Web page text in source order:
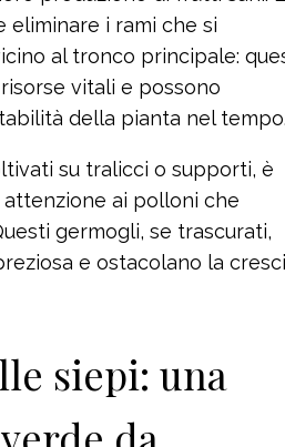
eliminare i rami che si
al tronco principale:
vitali e possono
della pianta nel
su tralicci o supporti, è
ai polloni che
germogli, se trascurati,
e ostacolano la
siepi: una